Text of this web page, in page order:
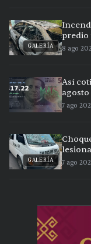
GALERÍA
predio
8 ago
Así
agosto
7 ago
GALERÍA 7 ago